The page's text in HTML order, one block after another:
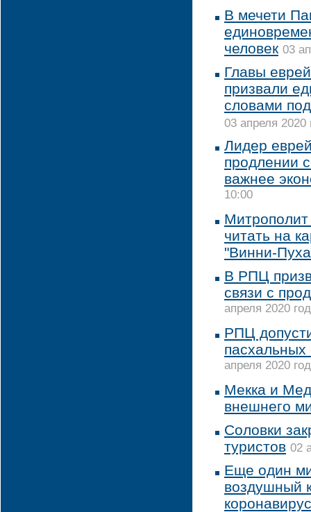
В мечети
человек 03
Главы
призвали
словами
03 апреля 2020
Лидер
продлении
важнее
10:00
читать на
"Винни-
В РПЦ
связи с
апреля 2020
РПЦ
апреля 2020
Мекка и
внешнего
Соловки
туристов 02
Еще один
воздушный